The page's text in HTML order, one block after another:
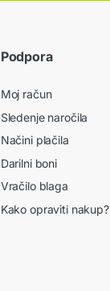
Podpora
Moj račun
Sledenje naročila
Načini plačila
Darilni boni
Vračilo blaga
Kako opraviti nakup?